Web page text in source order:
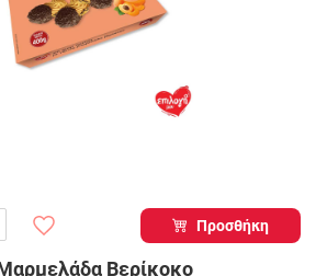
Προσθήκη
Βερίκοκο